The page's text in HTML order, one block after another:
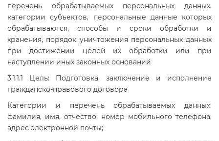
перечень обрабатываемых персональных данных,
категории субъектов, персональные данные которых
обрабатываются, способы и сроки обработки и
хранения, порядок уничтожения персональных данных
при достижении целей их обработки или при
наступлении иных законных оснований
3.1.1.1 Цель: Подготовка, заключение и исполнение
гражданско-правового договора
Категории и перечень обрабатываемых данных:
фамилия, имя, отчество; номер мобильного телефона;
адрес электронной почты;